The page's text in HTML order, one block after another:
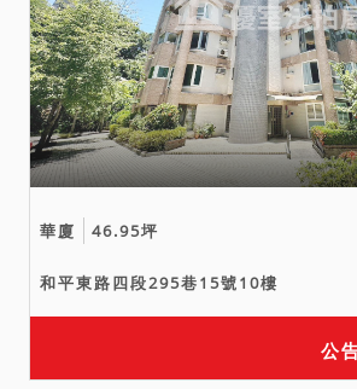
車位旁之兩邊
有無分管契約
是否具有使用
應買人注意。
華廈 46.95坪
和平東路四段295巷15號10樓
公